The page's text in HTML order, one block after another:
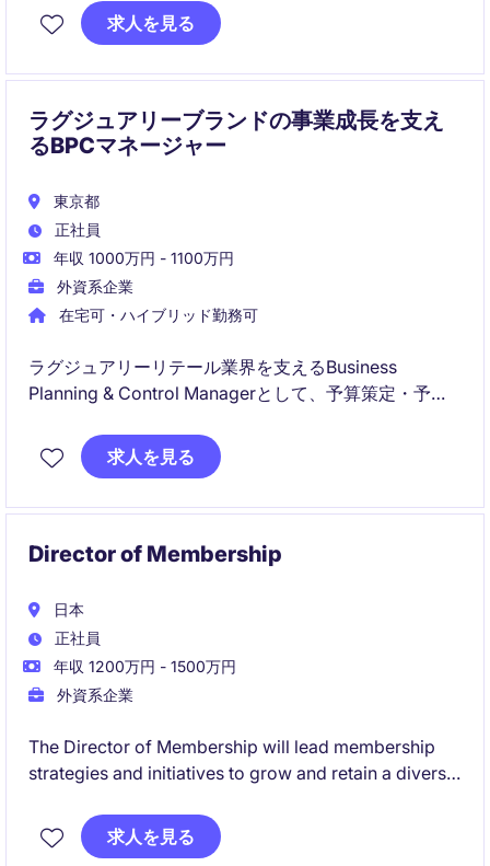
各専門チームと連携し、統合型コミュニケーションキ
ャンペーンの企画・実行に携わります。
求人を見る
ラグジュアリーブランドの事業成長を支え
るBPCマネージャー
東京都
正社員
年収 1000万円 - 1100万円
外資系企業
在宅可・ハイブリッド勤務可
ラグジュアリーリテール業界を支えるBusiness
Planning & Control Managerとして、予算策定・予測
す。財務分析だけでなく、在庫・運転資本管理や経営
判断のサポートを行うビジネスパートナーとして活躍
求人を見る
Director of Membership
日本
正社員
年収 1200万円 - 1500万円
外資系企業
The Director of Membership will lead membership
strategies and initiatives to grow and retain a diverse
tourism industry. This role will focus on enhancing
the membership experience and driving membership
求人を見る